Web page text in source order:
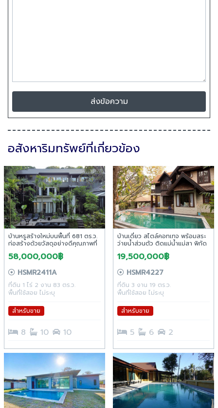
ส่งข้อความ
อสังหาริมทรัพย์ที่เกี่ยวข้อง
บ้านหรูสร้างใหม่บนพื้นที่ 681 ตร.ว.
ก่อสร้างด้วยวัสดุอย่างดีคุณภาพที่
คู่ควร โซนแม่ริม ต.แม่
แรม อ.แม่ริม จ.เชียงใหม่
58,000,000฿
HSMR2411A
ที่ดิน 1 ไร่ 2 งาน 83 ตร.ว.
พื้นที่ใช้สอย ไม่ระบุ
สำหรับขาย
8 10 10
บ้านเดี่ยว สไตล์คอทเทจ พร้อมสระ
ว่ายน้ำส่วนตัว ติดแม่น้ำแม่สา พิกัด
ต.แม่แรม อ.แม่ริม จ.เชียงใหม่
19,500,000฿
HSMR4227
ที่ดิน 3 งาน 19 ตร.ว.
พื้นที่ใช้สอย ไม่ระบุ
สำหรับขาย
5 6 2